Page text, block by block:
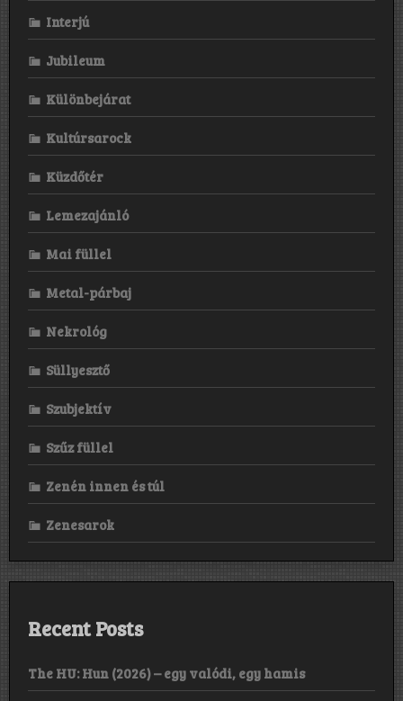
Interjú
Jubileum
Különbejárat
Kultúrsarock
Küzdőtér
Lemezajánló
Mai füllel
Metal-párbaj
Nekrológ
Süllyesztő
Szubjektív
Szűz füllel
Zenén innen és túl
Zenesarok
Recent Posts
The HU: Hun (2026) – egy valódi, egy hamis